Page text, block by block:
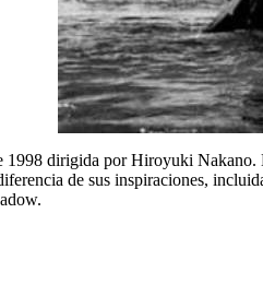
1998 dirigida por Hiroyuki
de sus inspiraciones,